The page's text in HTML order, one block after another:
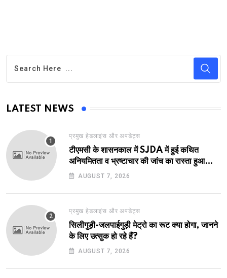
LATEST NEWS
प्रमुख हेडलाइंस और अपडेट्स
टीएमसी के शासनकाल में SJDA में हुई कथित
अनियमितता व भ्रष्टाचार की जांच का रास्ता हुआ
प्रशस्त! एक नए अवतार में लौटा SJDA!
AUGUST 7, 2026
प्रमुख हेडलाइंस और अपडेट्स
सिलीगुड़ी-जलपाईगुड़ी मेट्रो का रूट क्या होगा, जानने
के लिए उत्सुक हो रहे हैं?
AUGUST 7, 2026